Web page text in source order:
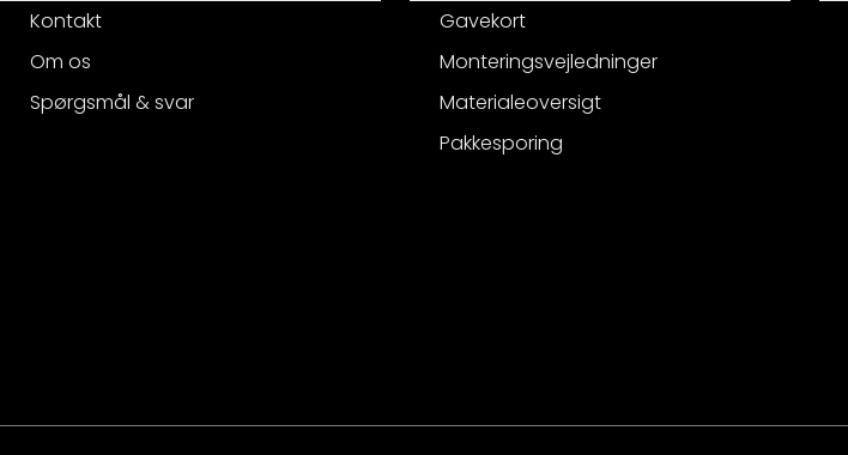
Kontakt
Om os
Spørgsmål & svar
Gavekort
Monteringsvejledninger
Materialeoversigt
Pakkesporing